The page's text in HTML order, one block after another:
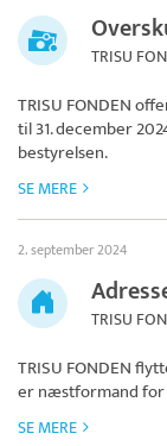
TRISU
TRISU FONDEN
til 31. december
bestyrelsen.
SE MERE
2. september 2024
TRISU
TRISU FONDEN
er næstformand for
SE MERE